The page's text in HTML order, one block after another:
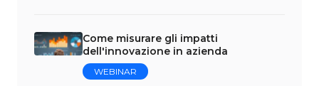
Come misurare gli impatti
dell'innovazione in azienda
WEBINAR